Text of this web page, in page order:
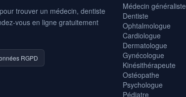
trouver un médecin, dentiste
vous en ligne gratuitement
RGPD
Médecin généraliste
Dentiste
Ophtalmologue
Cardiologue
Dermatologue
Gynécologue
Kinésithérapeute
Ostéopathe
Psychologue
Pédiatre